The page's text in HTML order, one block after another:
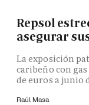
Repsol
asegurar
La exposición
caribeño con
de euros a junio
Raúl Masa